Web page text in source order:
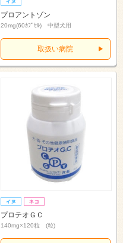
プロアントゾン
20mg(60ｶﾌﾟｾﾙ) 中型犬用
取扱い病院
プロテオＧＣ
140mg×120粒 (粒)